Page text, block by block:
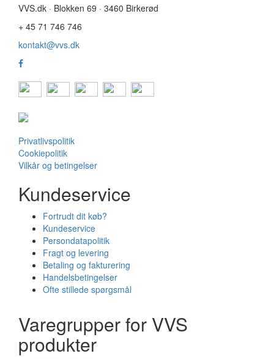
VVS.dk · Blokken 69 · 3460 Birkerød
+ 45 71 746 746
kontakt@vvs.dk
Privatlivspolitik
Cookiepolitik
Vilkår og betingelser
Kundeservice
Fortrudt dit køb?
Kundeservice
Persondatapolitik
Fragt og levering
Betaling og fakturering
Handelsbetingelser
Ofte stillede spørgsmål
Varegrupper for VVS
produkter